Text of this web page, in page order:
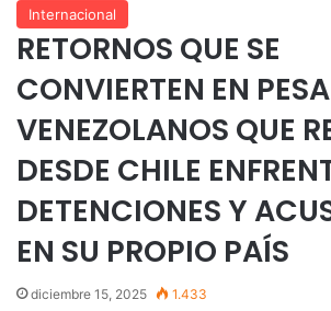
Internacional
RETORNOS QUE SE
CONVIERTEN EN
VENEZOLANOS QUE
DESDE CHILE
DETENCIONES Y
EN SU PROPIO PAÍS
diciembre 15, 2025 1.433